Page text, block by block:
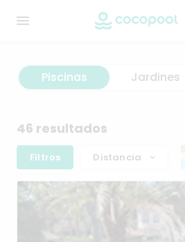
Piscinas Jardines
46 resultados
Filtros Distancia